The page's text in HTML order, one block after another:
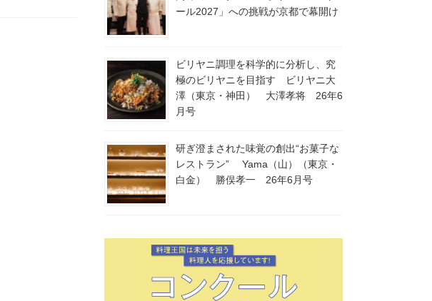
ール2027」への挑戦が京都で幕開け
ビリヤニ調理を科学的に分析し、究
極のビリヤニを目指す ビリヤニ大
澤（東京・神田） 大澤孝将 26年6
月号
研ぎ澄まされた味覚の創出“お菓子な
レストラン” Yama（山）（東京・
白金） 勝俣孝一 26年6月号